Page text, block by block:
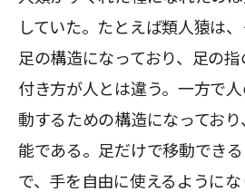
していた。たとえば類人猿は
足の構造になっており、足の
付き方が人とは違う。一方で
動するための構造になってお
能である。足だけで移動でき
で、手を自由に使えるように